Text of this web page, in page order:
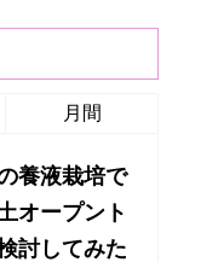
月間
養液栽培で
オープント
討してみた